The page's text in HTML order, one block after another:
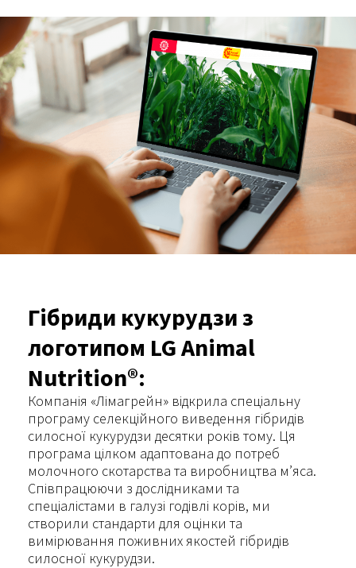
Гібриди кукурудзи з
логотипом LG Animal
Nutrition®:
Компанія «Лімагрейн» відкрила спеціальну
програму селекційного виведення гібридів
силосної кукурудзи десятки років тому. Ця
програма цілком адаптована до потреб
молочного скотарства та виробництва м’яса.
Співпрацюючи з дослідниками та
спеціалістами в галузі годівлі корів, ми
створили стандарти для оцінки та
вимірювання поживних якостей гібридів
силосної кукурудзи.